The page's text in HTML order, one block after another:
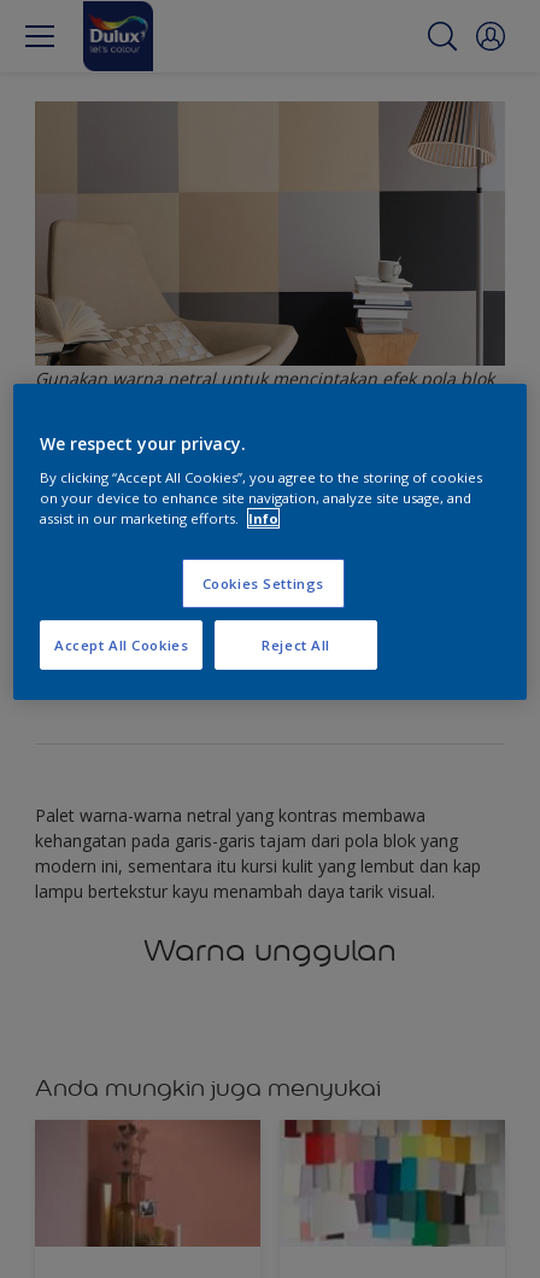
Gunakan warna netral untuk menciptakan efek pola blok
Gunakan warna netral
untuk menciptakan efek
pola blok
Gunakan warna netral untuk menciptakan efek
blok
Palet warna-warna netral yang kontras membawa
kehangatan pada garis-garis tajam dari pola blok yang
modern ini, sementara itu kursi kulit yang lembut dan kap
lampu bertekstur kayu menambah daya tarik visual.
Warna unggulan
Anda mungkin juga menyukai
We respect your privacy.
By clicking “Accept All Cookies”, you agree to the storing of cookies
on your device to enhance site navigation, analyze site usage, and
assist in our marketing efforts.
Info
Cookies Settings
Reject All
Accept All Cookies